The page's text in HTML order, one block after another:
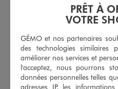
AJOUTERAU PANIER
4.8/5
PRÊT À
VOTRE
GÉMO et nos partenaires
des technologies
améliorer nos services et
l'acceptez, nous pourrons
données personnelles telles
adresses IP, les